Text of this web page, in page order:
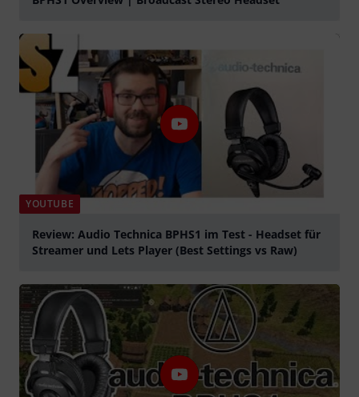
YOUTUBE
Review: Audio Technica BPHS1 im Test - Headset für
Streamer und Lets Player (Best Settings vs Raw)